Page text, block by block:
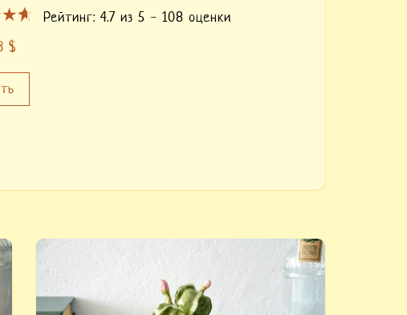
Рейтинг: 4.7 из 5 - 108 оценки
$
Купить «Глиняный кактус Эхиноцереус
Книппеля». Авторский керамический декор
для дома, кафе, ресторана.